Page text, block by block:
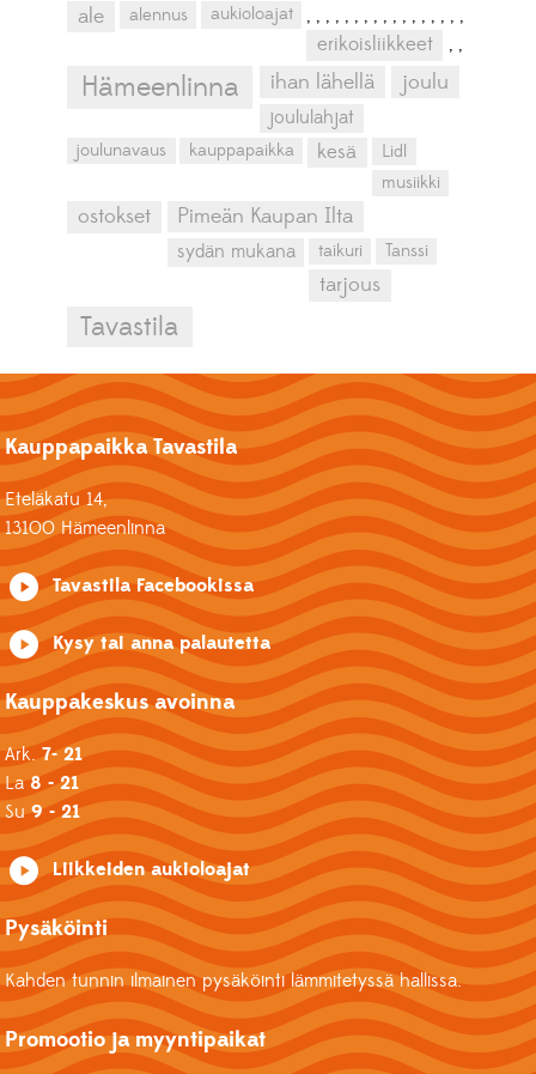
ale ,
alennus ,
aukioloajat ,
erikoisliikkeet
,
Hämeenlinna
,
ihan lähellä
,
joulu
,
joululahjat
,
joulunavaus
,
kauppapaikka
,
kesä
,
Lidl
,
musiikki
,
ostokset
,
Pimeän Kaupan Ilta
,
sydän mukana
,
taikuri
,
Tanssi
,
tarjous
,
Tavastila
Kauppapaikka Tavastila
Eteläkatu 14,
13100 Hämeenlinna
Tavastila Facebookissa
Kysy tai anna palautetta
Kauppakeskus avoinna
Ark.7- 21
La8 - 21
Su9 - 21
Liikkeiden aukioloajat
Pysäköinti
Kahden tunnin ilmainen pysäköinti lämmitetyssä hallissa.
Promootio ja myyntipaikat